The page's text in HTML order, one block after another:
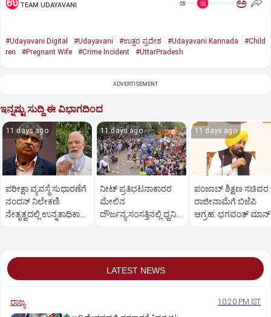
TEAM UDAYAVANI ಅ ಅ
#Udayavani Digital #Udayavani #ಉತ್ತರ ಪ್ರದೇಶ #Udayavani Kannada
#Child
ren
#Pregnant Wife #Crime Incident #UttarPradesh
ADVERTISEMENT
ಇನ್ನಷ್ಟು ಸುದ್ದಿ ಈ ವಿಭಾಗದಿಂದ
11 days ago
ಪರೀಕ್ಷಾ ವ್ಯವಸ್ಥೆ ಸುಧಾರಣೆಗೆ
ನಂದನ್ ನಿಲೇಕಣಿ
ನೇತೃತ್ವದಲ್ಲಿ ಉನ್ನತಾಧಿಕಾರ
11 days ago
ನೀಟ್ ಪ್ರತಿಭಟನಾಕಾರರ
ಮೇಲಿನ
ದೌರ್ಜನ್ಯ:ಸಂಸತ್ತಿನಲ್ಲಿ ಧ್ವನಿ
11 days ago
ಪಂಜಾಬ್ ಶಿಕ್ಷಣ ಸಚಿವರ
ರಾಜೀನಾಮೆಗೆ ಬಿಜೆಪಿ
ಆಗ್ರಹ: ಭಗವಂತ್ ಮಾನ್
LATEST NEWS
ರಾಜ್ಯ 10:20 PM IST